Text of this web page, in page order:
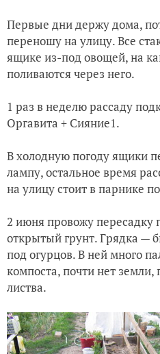
Первые дни держу дома,
переношу на улицу. Все
ящике из-под овощей, на
поливаются через него.
1 раз в неделю рассаду
Оргавита + Сияние1.
В холодную погоду ящики
лампу, остальное время
на улицу стоит в парнике
2 июня провожу
открытый грунт. Грядка —
под огурцов. В ней много
компоста, почти нет земли,
листва.